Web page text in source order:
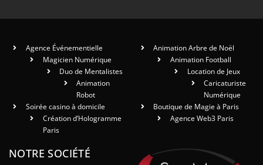
Agence Événementielle
Magicien Numérique
Duo de Mentalistes
Animation
Robot
Soirée casino à domicile
Création d’Hologramme
Paris
Animation Arbre de Noël
Animation Football
Location de Jeux
Caricaturiste
Numérique
Boutique de Magie à Paris
Agence Web3 Paris
NOTRE SOCIÉTÉ